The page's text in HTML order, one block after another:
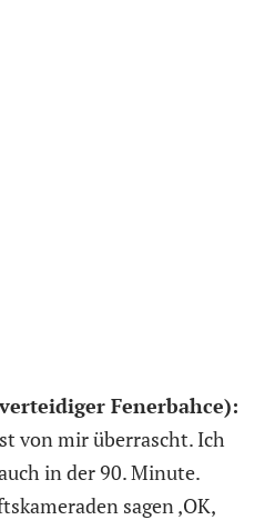
Fenerbahce):
von mir überrascht. Ich
in der 90. Minute.
sagen ‚OK,